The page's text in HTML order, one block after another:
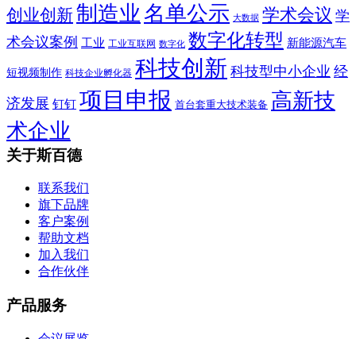
创业创新制造业 名单公示 大数据 学术会议 学
术会议案例 工业 工业互联网 数字化 数字化转型 新能源汽车
短视频制作 科技企业孵化器 科技创新 科技型中小企业 经
济发展 钉钉 项目申报 首台套重大技术装备 高新技
术企业
关于斯百德
联系我们
旗下品牌
客户案例
帮助文档
加入我们
合作伙伴
产品服务